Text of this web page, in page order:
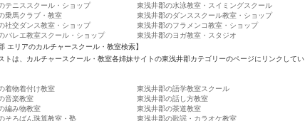
テニススクール・ショップ
東浅井郡の水泳教室・スイミングスクール
乗馬クラブ・教室
東浅井郡のダンススクール教室・ショップ
社交ダンス教室・ショップ
東浅井郡のフラメンコ教室・ショップ
バレエ教室スクール・ショップ
東浅井郡のヨガ教室・スタジオ
エリアのカルチャースクール・教室検索】
トは、カルチャースクール・教室各姉妹サイトの東浅井郡カテゴリーのページにリンクしてい
着物着付け教室
東浅井郡の語学教室スクール
音楽教室
東浅井郡の話し方教室
編み物教室
東浅井郡の茶道教室
そろばん珠算教室・塾
東浅井郡の歌謡・カラオケ教室